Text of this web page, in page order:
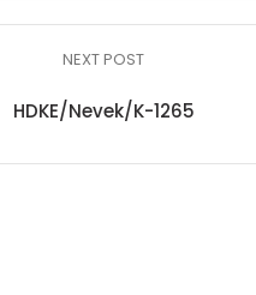
NEXT POST
HDKE/Nevek/K-1265